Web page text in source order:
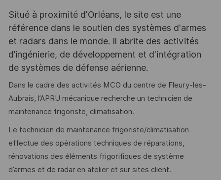
Situé à proximité d'Orléans, le site est une
référence dans le soutien des systèmes d'armes
et radars dans le monde. Il abrite des activités
d’ingénierie, de développement et d'intégration
de systèmes de défense aérienne.
Dans le cadre des activités MCO du centre de Fleury-les-
Aubrais, l’APRU mécanique recherche un technicien de
maintenance frigoriste, climatisation.
Le technicien de maintenance frigoriste/climatisation
effectue des opérations techniques de réparations,
rénovations des éléments frigorifiques de système
d’armes et de radar en atelier et sur sites client.